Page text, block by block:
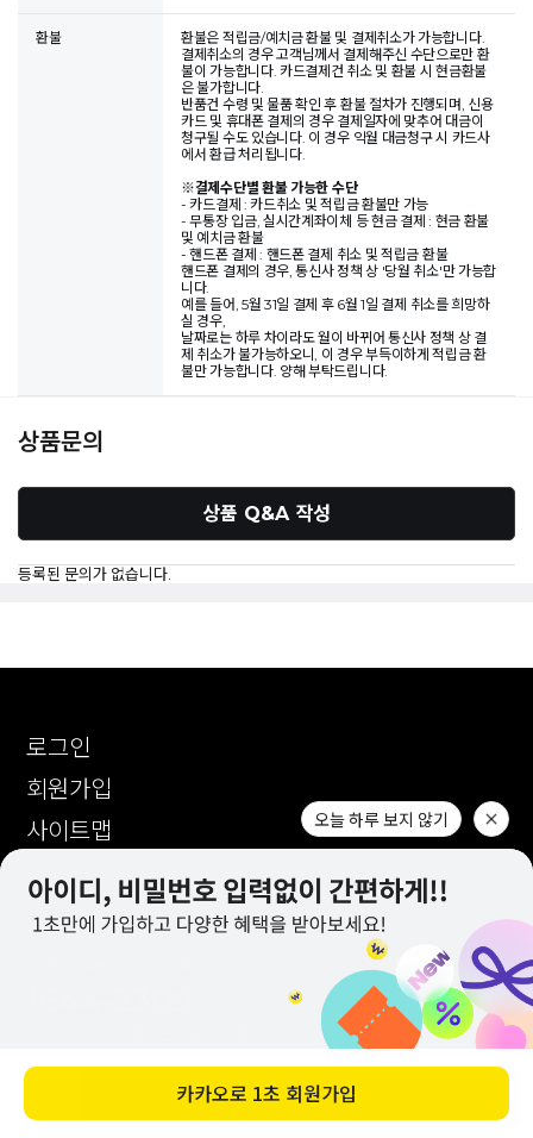
바로 구매하기
환불
환불은 적립금/예치금 환불 및 결제취소가 가능합니다.
결제취소의 경우 고객님께서 결제해주신 수단으로만 환
불이 가능합니다. 카드결제건 취소 및 환불 시 현금환불
은 불가합니다.
반품건 수령 및 물품 확인 후 환불 절차가 진행되며, 신용
카드 및 휴대폰 결제의 경우 결제일자에 맞추어 대금이
청구될 수도 있습니다. 이 경우 익월 대금청구 시 카드사
에서 환급 처리됩니다.
※결제수단별 환불 가능한 수단
- 카드결제 : 카드취소 및 적립금 환불만 가능
- 무통장 입금, 실시간계좌이체 등 현금 결제 : 현금 환불
및 예치금 환불
- 핸드폰 결제 : 핸드폰 결제 취소 및 적립금 환불
핸드폰 결제의 경우, 통신사 정책 상 '당월 취소'만 가능합
니다.
예를 들어, 5월 31일 결제 후 6월 1일 결제 취소를 희망하
실 경우,
날짜로는 하루 차이라도 월이 바뀌어 통신사 정책 상 결
제 취소가 불가능하오니, 이 경우 부득이하게 적립금 환
불만 가능합니다. 양해 부탁드립니다.
상품문의
상품 Q&A 작성
등록된 문의가 없습니다.
로그인
회원가입
사이트맵
1:1문의
점심시간 : PM 12:00 ~ PM 13:10
(토,일,공휴일 휴무)